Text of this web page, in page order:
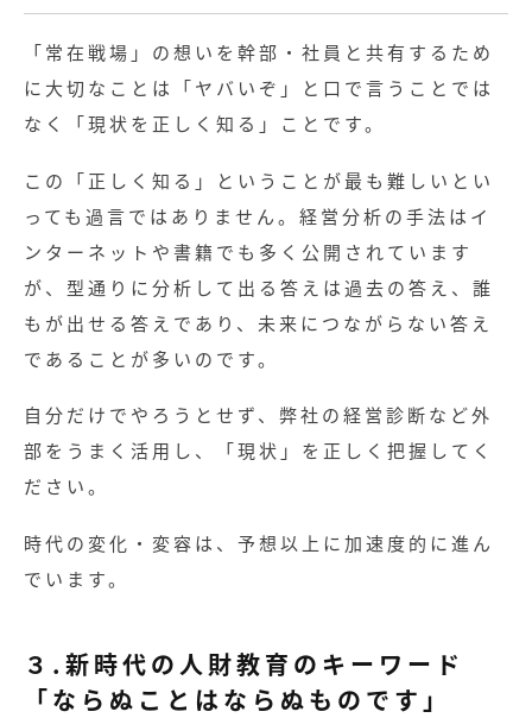
「常在戦場」の想いを幹部・社員と共有するため
に大切なことは「ヤバいぞ」と口で言うことでは
なく「現状を正しく知る」ことです。
この「正しく知る」ということが最も難しいとい
っても過言ではありません。経営分析の手法はイ
ンターネットや書籍でも多く公開されています
が、型通りに分析して出る答えは過去の答え、誰
もが出せる答えであり、未来につながらない答え
であることが多いのです。
自分だけでやろうとせず、弊社の経営診断など外
部をうまく活用し、「現状」を正しく把握してく
ださい。
時代の変化・変容は、予想以上に加速度的に進ん
でいます。
３.新時代の人財教育のキーワード
「ならぬことはならぬものです」